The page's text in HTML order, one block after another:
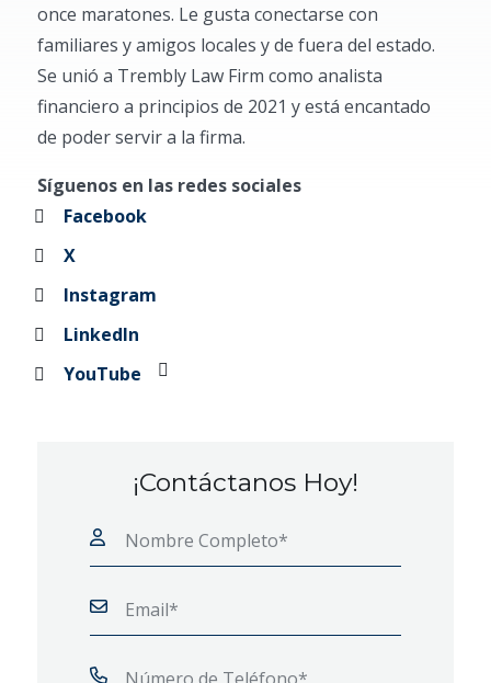
once maratones. Le gusta conectarse con
familiares y amigos locales y de fuera del estado.
Se unió a Trembly Law Firm como analista
financiero a principios de 2021 y está encantado
de poder servir a la firma.
Síguenos en las redes sociales
Facebook
X
Instagram
LinkedIn
YouTube
¡Contáctanos Hoy!